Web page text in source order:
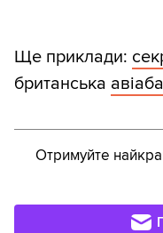
Ще приклади:
британська
Отримуйте